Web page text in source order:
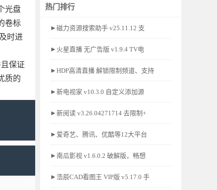
热门排行
►磁力资源搜索助手 v25.11.12 支
►火星直播 无广告版 v1.9.4 TV电
►HDP高清直播 解锁限制频道、支持
►新电视家 v10.3.0 自定义添加源
►新阅读 v3.26.04271714 去限制+
►爱奇艺、腾讯、优酷等12大平台
►南瓜影视 v1.6.0.2 破解版，畅想
►浩辰CAD看图王 VIP版 v5.17.0 手
光盘
卷标
时进
保证
质的